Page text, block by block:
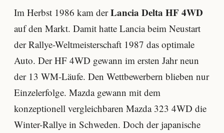
Im Herbst 1986 kam derLancia Delta HF 4WD
auf den Markt. Damit hatte Lancia beim Neustart
der Rallye-Weltmeisterschaft 1987 das optimale
Auto. Der HF 4WD gewann im ersten Jahr neun
der 13 WM-Läufe. Den Wettbewerbern blieben nur
Einzelerfolge. Mazda gewann mit dem
konzeptionell vergleichbaren Mazda 323 4WD die
Winter-Rallye in Schweden. Doch der japanische